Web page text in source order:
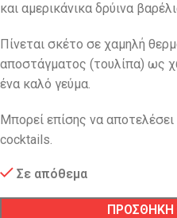
και αμερικάνικα δρύινα
Πίνεται σκέτο σε χαμηλή
αποστάγματος (τουλίπα) ως
ένα καλό γεύμα.
Μπορεί επίσης να
cocktails.
Σε απόθεμα
ΠΡΟΣΘΗΚΗ